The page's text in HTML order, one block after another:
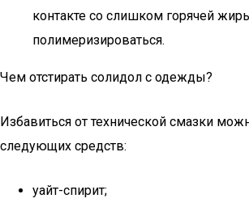
контакте со слишком горячей
полимеризироваться.
Чем отстирать солидол с одежды?
Избавиться от технической смазки
следующих средств:
уайт-спирит;